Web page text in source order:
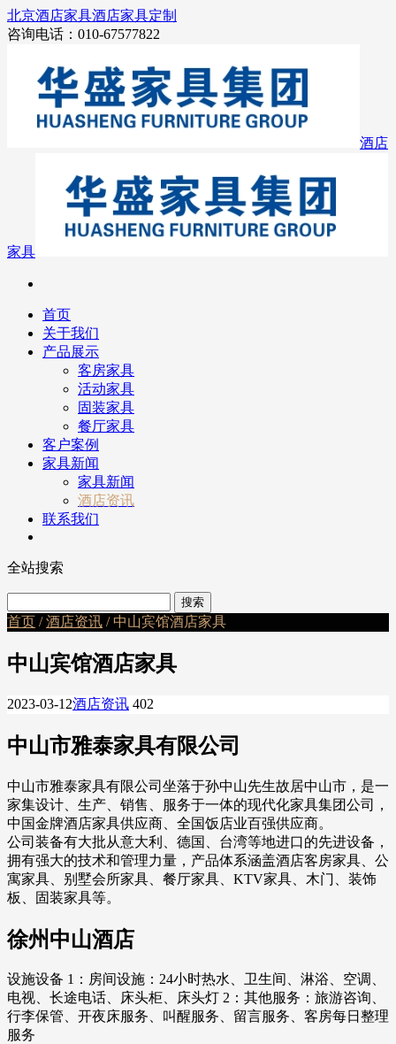
北京酒店家具酒店家具定制
咨询电话：010-67577822
酒店
家具
首页
关于我们
产品展示
客房家具
活动家具
固装家具
餐厅家具
客户案例
家具新闻
家具新闻
酒店资讯
联系我们
全站搜索
首页 /酒店资讯 / 中山宾馆酒店家具
中山宾馆酒店家具
2023-03-12酒店资讯 402
中山市雅泰家具有限公司
中山市雅泰家具有限公司坐落于孙中山先生故居中山市，是一
家集设计、生产、销售、服务于一体的现代化家具集团公司，
中国金牌酒店家具供应商、全国饭店业百强供应商。
公司装备有大批从意大利、德国、台湾等地进口的先进设备，
拥有强大的技术和管理力量，产品体系涵盖酒店客房家具、公
寓家具、别墅会所家具、餐厅家具、KTV家具、木门、装饰
板、固装家具等。
徐州中山酒店
设施设备 1：房间设施：24小时热水、卫生间、淋浴、空调、
电视、长途电话、床头柜、床头灯 2：其他服务：旅游咨询、
行李保管、开夜床服务、叫醒服务、留言服务、客房每日整理
服务